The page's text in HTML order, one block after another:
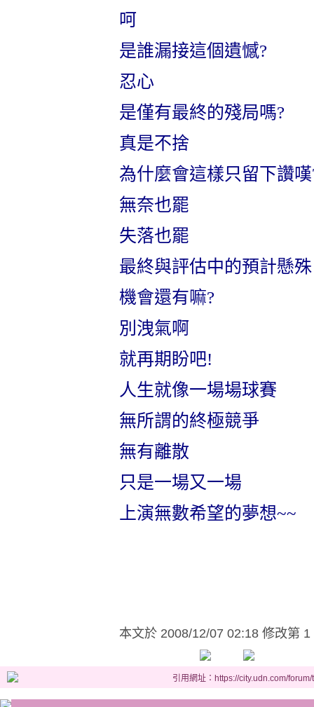
呵
是誰漏接這個遺憾?
忍心
是僅有最終的殘局嗎?
真是不捨
為什麼會這樣只留下讚嘆
無奈也罷
失落也罷
最終與評估中的預計懸殊
機會還有嘛?
別洩氣啊
就再期盼吧!
人生就像一場場球賽
無所謂的終極競爭
無有離散
只是一場又一場
上演無數希望的夢想~~
本文於 2008/12/07 02:18 修改第 1
引用網址：https://city.udn.com/